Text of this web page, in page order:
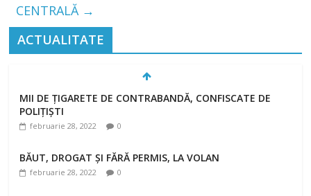
CENTRALĂ →
ACTUALITATE
MII DE ȚIGARETE DE CONTRABANDĂ, CONFISCATE DE
POLIȚIȘTI
februarie 28, 2022 0
BĂUT, DROGAT ȘI FĂRĂ PERMIS, LA VOLAN
februarie 28, 2022 0